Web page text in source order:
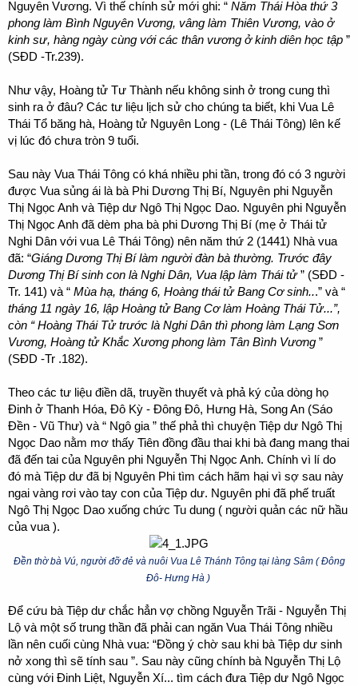
Nguyên Vương. Vì thế chính sử mới ghi: “ Năm Thái Hòa thứ 3
phong làm Bình Nguyên Vương, vâng làm Thiên Vương, vào ở
kinh sư, hàng ngày cùng với các thân vương ở kinh diên học tập ”
(SĐD -Tr.239).
Như vậy, Hoàng tử Tư Thành nếu không sinh ở trong cung thì
sinh ra ở đâu? Các tư liệu lịch sử cho chúng ta biết, khi Vua Lê
Thái Tổ băng hà, Hoàng tử Nguyên Long - (Lê Thái Tông) lên kế
vị lúc đó chưa tròn 9 tuổi.
Sau này Vua Thái Tông có khá nhiều phi tần, trong đó có 3 người
được Vua sủng ái là bà Phi Dương Thị Bí, Nguyên phi Nguyễn
Thị Ngọc Anh và Tiệp dư Ngô Thị Ngọc Dao. Nguyên phi Nguyễn
Thị Ngọc Anh đã dèm pha bà phi Dương Thị Bí (mẹ ở Thái tử
Nghi Dân với vua Lê Thái Tông) nên năm thứ 2 (1441) Nhà vua
đã: “Giáng Dương Thị Bí làm người đàn bà thường. Trước đây
Dương Thị Bí sinh con là Nghi Dân, Vua lập làm Thái tử” (SĐD -
Tr. 141) và “ Mùa hạ, tháng 6, Hoàng thái tử Bang Cơ sinh...” và “
tháng 11 ngày 16, lập Hoàng tử Bang Cơ làm Hoàng Thái Tử...”,
còn “ Hoàng Thái Tử trước là Nghi Dân thì phong làm Lạng Sơn
Vương, Hoàng tử Khắc Xương phong làm Tân Bình Vương ”
(SĐD -Tr .182).
Theo các tư liệu điền dã, truyền thuyết và phả ký của dòng họ
Đinh ở Thanh Hóa, Đô Kỳ - Đông Đô, Hưng Hà, Song An (Sáo
Đền - Vũ Thư) và “ Ngô gia ” thế phả thì chuyện Tiệp dư Ngô Thị
Ngọc Dao nằm mơ thấy Tiên đồng đầu thai khi bà đang mang thai
đã đến tai của Nguyên phi Nguyễn Thị Ngọc Anh. Chính vì lí do
đó mà Tiệp dư đã bị Nguyên Phi tìm cách hãm hại vì sợ sau này
ngai vàng rơi vào tay con của Tiệp dư. Nguyên phi đã phế truất
Ngô Thị Ngọc Dao xuống chức Tu dung ( người quản các nữ hầu
của vua ).
Đền thờ bà Vú, người đỡ đẻ và nuôi Vua Lê Thánh Tông tại làng Sâm ( Đông
Đô- Hưng Hà )
Để cứu bà Tiệp dư chắc hẳn vợ chồng Nguyễn Trãi - Nguyễn Thị
Lộ và một số trung thần đã phải can ngăn Vua Thái Tông nhiều
lần nên cuối cùng Nhà vua: “Đồng ý chờ sau khi bà Tiệp dư sinh
nở xong thì sẽ tính sau ”. Sau này cũng chính bà Nguyễn Thị Lộ
cùng với Đinh Liệt, Nguyễn Xí... tìm cách đưa Tiệp dư Ngô Ngọc